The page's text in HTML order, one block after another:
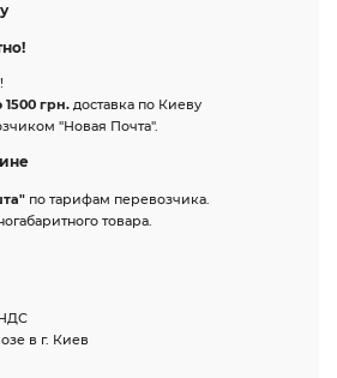
1500 грн. доставка по Киеву
"Новая Почта".
по тарифам перевозчика.
товара.
в г. Киев